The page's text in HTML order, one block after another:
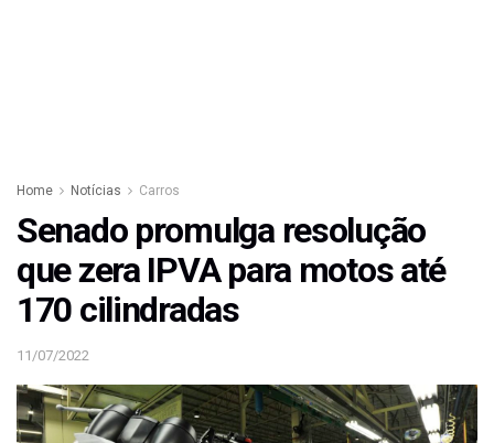
Home Notícias Carros
Senado promulga resolução
que zera IPVA para motos até
170 cilindradas
11/07/2022